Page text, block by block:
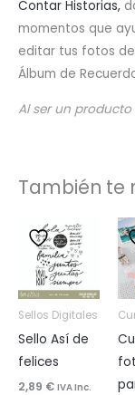
Contar Historias,
momentos que
editar tus fotos
Álbum de
Al ser un
También te
Sellos Digitales
Sello Así de
felices
2,89 € IVA Inc.